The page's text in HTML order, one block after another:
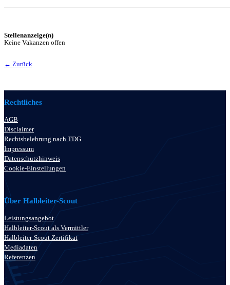
Stellenanzeige(n)
Keine Vakanzen offen
← Zurück
Rechtliches
AGB
Disclaimer
Rechtsbelehrung nach TDG
Impressum
Datenschutzhinweis
Cookie-Einstellungen
Über Halbleiter-Scout
Leistungsangebot
Halbleiter-Scout als Vermittler
Halbleiter-Scout Zertifikat
Mediadaten
Referenzen